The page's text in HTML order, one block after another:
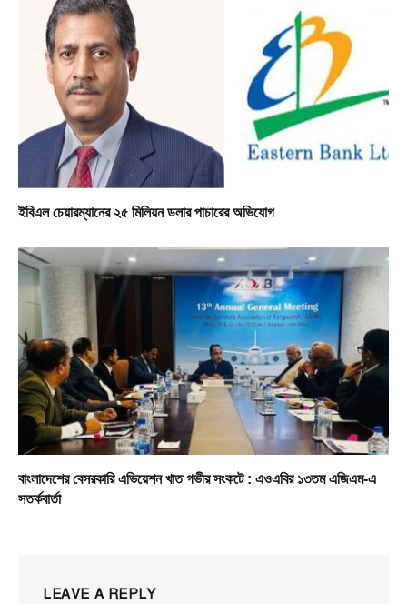
ইবিএল চেয়ারম্যানের ২৫ মিলিয়ন ডলার পাচারের অভিযোগ
বাংলাদেশের বেসরকারি এভিয়েশন খাত গভীর সংকটে : এওএবির ১৩তম এজিএম-এ
সতর্কবার্তা
LEAVE A REPLY